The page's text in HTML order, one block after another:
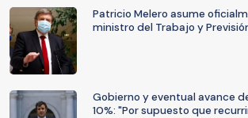
Patricio Melero asume
ministro del Trabajo y
Gobierno y eventual avance
10%: "Por supuesto que